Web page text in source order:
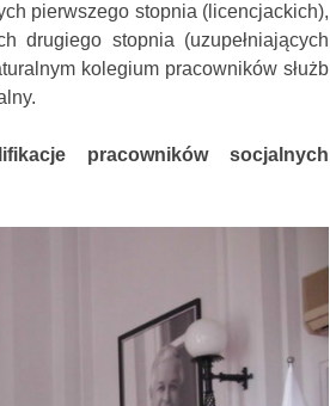
pierwszego stopnia (licencjackich),
drugiego stopnia (uzupełniających
kolegium pracowników służb
pracowników socjalnych